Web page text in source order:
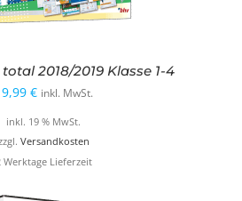
2018/2019 Klasse 1-4
€ inkl. MwSt.
inkl. 19 % MwSt.
Versandkosten
Werktage Lieferzeit